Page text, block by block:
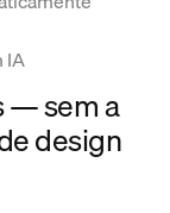
IA
— sem a
design